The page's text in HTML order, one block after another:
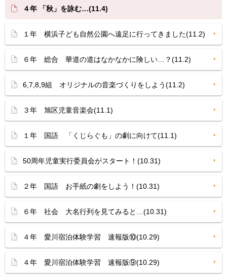
４年 「秋」を詠む…(11.4)
１年 横浜子ども自然公園へ遠足に行ってきました(11.2)
６年 総合 華道の道はなかなかに険しい…？(11.2)
6,7,8,9組 オリジナルの音楽づくりをしよう(11.2)
３年 旭区児童音楽会(11.1)
１年 国語 「くじらぐも」の劇に向けて(11.1)
50周年児童実行委員会がスタート！(10.31)
２年 国語 お手紙の劇をしよう！(10.31)
６年 社会 大名行列を見てみると…(10.31)
４年 愛川宿泊体験学習 速報版⑩(10.29)
４年 愛川宿泊体験学習 速報版⑨(10.29)